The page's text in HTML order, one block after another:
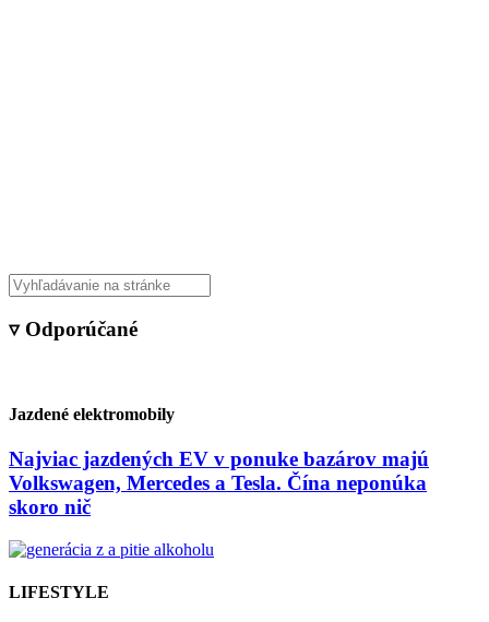
▿ Odporúčané
Jazdené elektromobily
Najviac jazdených EV v ponuke bazárov majú
Volkswagen, Mercedes a Tesla. Čína neponúka
skoro nič
LIFESTYLE